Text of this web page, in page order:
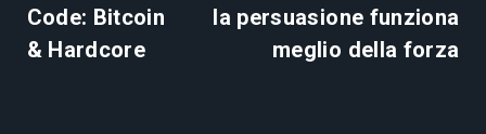
Code: Bitcoin
& Hardcore
la persuasione funziona
meglio della forza